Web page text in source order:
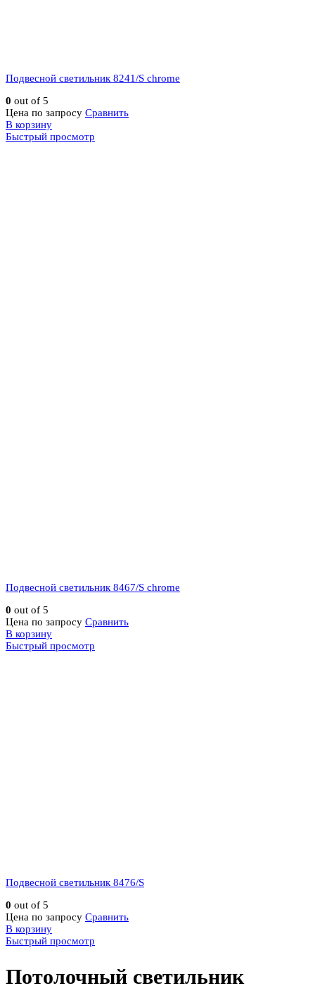
Подвесной светильник 8241/S chrome
0 out of 5
Цена по запросу Сравнить
В корзину
Быстрый просмотр
Подвесной светильник 8467/S chrome
0 out of 5
Цена по запросу Сравнить
В корзину
Быстрый просмотр
Подвесной светильник 8476/S
0 out of 5
Цена по запросу Сравнить
В корзину
Быстрый просмотр
Потолочный светильник